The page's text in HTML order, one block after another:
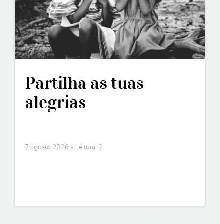
Partilha as tuas
alegrias
7 agosto 2026 • Leitura: 2